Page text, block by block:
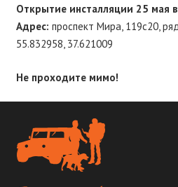
Открытие инсталляции 25 мая
Адрес: проспект Мира, 119с20,
55.832958, 37.621009
Не проходите мимо!